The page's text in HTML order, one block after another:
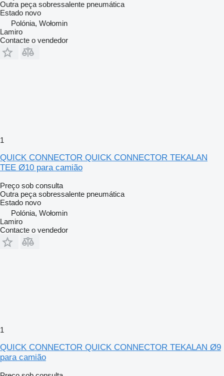
Outra peça sobressalente pneumática
Estado novo
Polónia, Wołomin
Lamiro
Contacte o vendedor
1
QUICK CONNECTOR QUICK CONNECTOR TEKALAN
TEE Ø10 para camião
Preço sob consulta
Outra peça sobressalente pneumática
Estado novo
Polónia, Wołomin
Lamiro
Contacte o vendedor
1
QUICK CONNECTOR QUICK CONNECTOR TEKALAN Ø9
para camião